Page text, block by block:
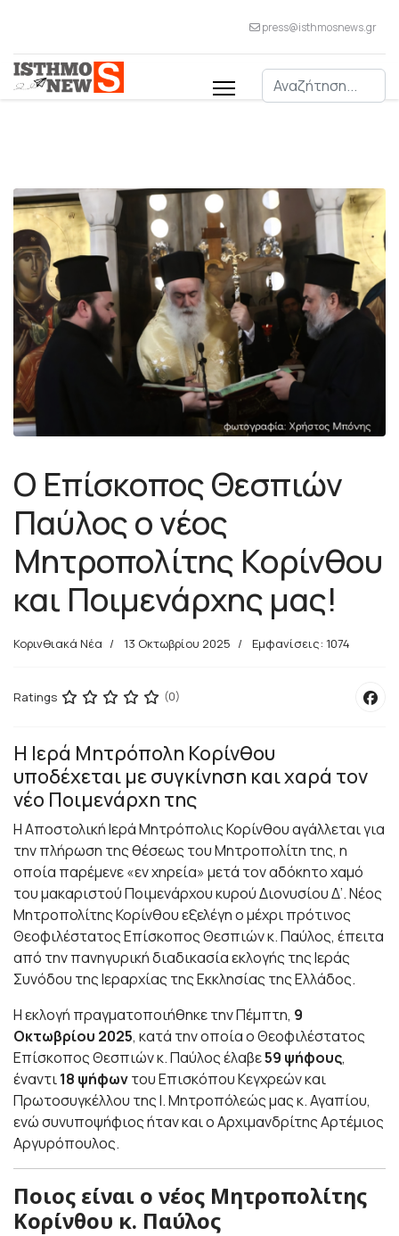
press@isthmosnews.gr
Αναζήτηση
Ο Επίσκοπος Θεσπιών
Παύλος ο νέος
Μητροπολίτης Κορίνθου
και Ποιμενάρχης μας!
Κορινθιακά Νέα 13 Οκτωβρίου 2025 Εμφανίσεις: 1074
Ratings (0)
Η Ιερά Μητρόπολη Κορίνθου
υποδέχεται με συγκίνηση και χαρά τον
νέο Ποιμενάρχη της
Η Αποστολική Ιερά Μητρόπολις Κορίνθου αγάλλεται για
την πλήρωση της θέσεως του Μητροπολίτη της, η
οποία παρέμενε «εν χηρεία» μετά τον αδόκητο χαμό
του μακαριστού Ποιμενάρχου κυρού Διονυσίου Δ’. Νέος
Μητροπολίτης Κορίνθου εξελέγη ο μέχρι πρότινος
Θεοφιλέστατος Επίσκοπος Θεσπιών κ. Παύλος, έπειτα
από την πανηγυρική διαδικασία εκλογής της Ιεράς
Συνόδου της Ιεραρχίας της Εκκλησίας της Ελλάδος.
Η εκλογή πραγματοποιήθηκε την Πέμπτη, 9
Οκτωβρίου 2025, κατά την οποία ο Θεοφιλέστατος
Επίσκοπος Θεσπιών κ. Παύλος έλαβε59 ψήφους,
έναντι18 ψήφωντου Επισκόπου Κεγχρεών και
Πρωτοσυγκέλλου της Ι. Μητροπόλεώς μας κ. Αγαπίου,
ενώ συνυποψήφιος ήταν και ο Αρχιμανδρίτης Αρτέμιος
Αργυρόπουλος.
Ποιος είναι ο νέος Μητροπολίτης
Κορίνθου κ. Παύλος